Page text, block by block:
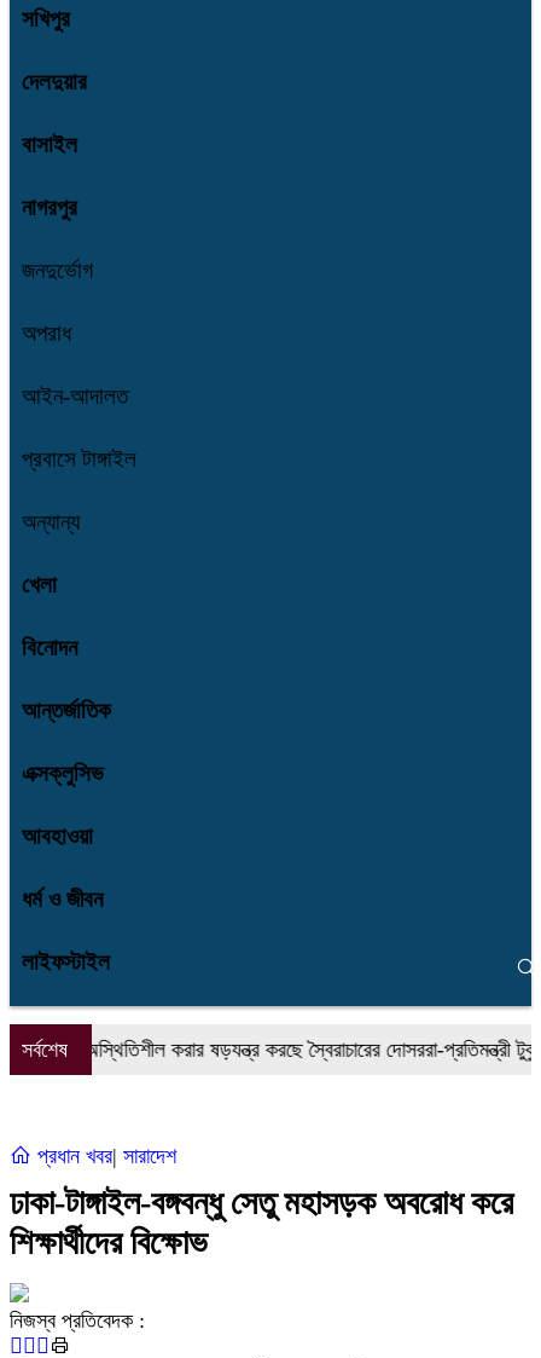
সখিপুর
দেলদুয়ার
বাসাইল
নাগরপুর
জনদুর্ভোগ
অপরাধ
আইন-আদালত
প্রবাসে টাঙ্গাইল
অন্যান্য
খেলা
বিনোদন
আন্তর্জাতিক
এক্সক্লুসিভ
আবহাওয়া
ধর্ম ও জীবন
লাইফস্টাইল
সর্বশেষঅস্থিতিশীল করার ষড়যন্ত্র করছে স্বৈরাচারের দোসররা-প্রতিমন্ত্রী টুকু
প্রধান খবর| সারাদেশ
ঢাকা-টাঙ্গাইল-বঙ্গবন্ধু সেতু মহাসড়ক অবরোধ করে
শিক্ষার্থীদের বিক্ষোভ
নিজস্ব প্রতিবেদক :